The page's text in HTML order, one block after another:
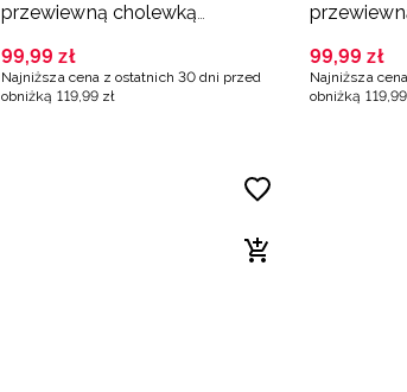
przewiewną cholewką
99,99 zł
Najniższa cena z ostatnich 30 dni przed
obniżką 119,99 zł
99,99 zł
Najniższa
obniżką 119,99